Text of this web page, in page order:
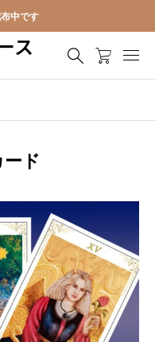
中です
ス
ド